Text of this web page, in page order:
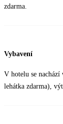
zdarma.
Vybavení
V hotelu se nachází
lehátka zdarma),